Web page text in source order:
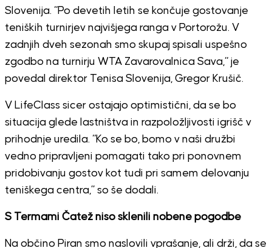
Slovenija. “Po devetih letih se končuje gostovanje
teniških turnirjev najvišjega ranga v Portorožu. V
zadnjih dveh sezonah smo skupaj spisali uspešno
zgodbo na turnirju WTA Zavarovalnica Sava,“ je
povedal direktor Tenisa Slovenija, Gregor Krušič.
V LifeClass sicer ostajajo optimistični, da se bo
situacija glede lastništva in razpoložljivosti igrišč v
prihodnje uredila. “Ko se bo, bomo v naši družbi
vedno pripravljeni pomagati tako pri ponovnem
pridobivanju gostov kot tudi pri samem delovanju
teniškega centra,” so še dodali.
S Termami Čatež niso sklenili nobene pogodbe
Na občino Piran smo naslovili vprašanje, ali drži, da se